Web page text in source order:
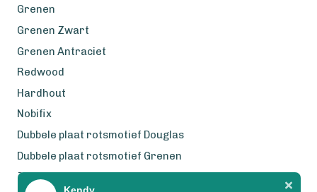
Grenen
Grenen Zwart
Grenen Antraciet
Redwood
Hardhout
Nobifix
Dubbele plaat rotsmotief Douglas
Dubbele plaat rotsmotief Grenen
Zweeds Rabat Douglas